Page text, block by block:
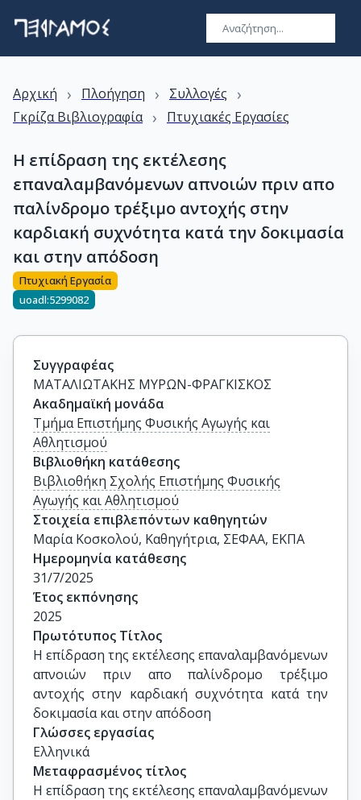
Αρχική › Πλοήγηση › Συλλογές ›
Γκρίζα Βιβλιογραφία › Πτυχιακές Εργασίες
Η επίδραση της εκτέλεσης
επαναλαμβανόμενων απνοιών πριν απο
παλίνδρομο τρέξιμο αντοχής στην
καρδιακή συχνότητα κατά την δοκιμασία
και στην απόδοση
Πτυχιακή Εργασία
uoadl:5299082
Συγγραφέας
ΜΑΤΑΛΙΩΤΑΚΗΣ ΜΥΡΩΝ-ΦΡΑΓΚΙΣΚΟΣ
Ακαδημαϊκή μονάδα
Τμήμα Επιστήμης Φυσικής Αγωγής και
Αθλητισμού
Βιβλιοθήκη κατάθεσης
Βιβλιοθήκη Σχολής Επιστήμης Φυσικής
Αγωγής και Αθλητισμού
Στοιχεία επιβλεπόντων καθηγητών
Μαρία Κοσκολού, Καθηγήτρια, ΣΕΦΑΑ, ΕΚΠΑ
Ημερομηνία κατάθεσης
31/7/2025
Έτος εκπόνησης
2025
Πρωτότυπος Τίτλος
Η επίδραση της εκτέλεσης επαναλαμβανόμενων
απνοιών πριν απο παλίνδρομο τρέξιμο
αντοχής στην καρδιακή συχνότητα κατά την
δοκιμασία και στην απόδοση
Γλώσσες εργασίας
Ελληνικά
Μεταφρασμένος τίτλος
Η επίδραση της εκτέλεσης επαναλαμβανόμενων